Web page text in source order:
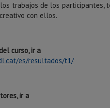
trabajos de los participantes,
con ellos.
curso, ir a
es/resultados/t1/
ir a